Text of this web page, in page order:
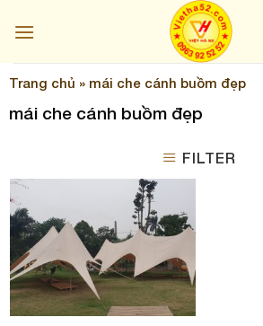
Trang chủ » mái che cánh buồm đẹp
mái che cánh buồm đẹp
FILTER